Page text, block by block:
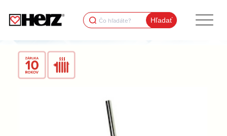
Search
for: